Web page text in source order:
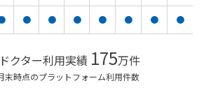
● ● ● ● ● ● ●
クター利用実績 175万件
時点のプラットフォーム利用件数